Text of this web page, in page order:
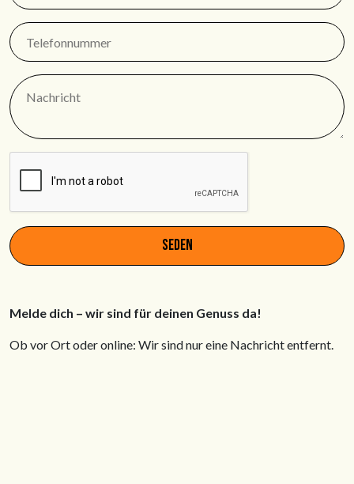
seden
Melde dich – wir sind für deinen Genuss da!
Ob vor Ort oder online: Wir sind nur eine Nachricht entfernt.